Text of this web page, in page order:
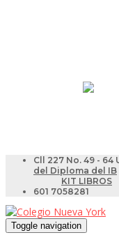
Cll 227 No. 49 -
del Diploma del IB
KIT LIBROS
601 7058281
Toggle navigation